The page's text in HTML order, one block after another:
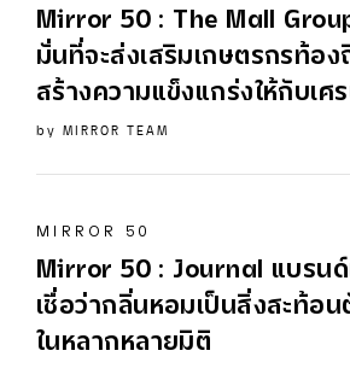
Mirror50: The Mall
มั่นที่จะส่งเสริมเกษตรกรท้อง
สร้างความแข็งแกร่งให้กับเศ
by MIRROR TEAM
MIRROR 50
Mirror50: Journal แบรนด์
เชื่อว่ากลิ่นหอมเป็นสิ่งสะท้อ
ในหลากหลายมิติ